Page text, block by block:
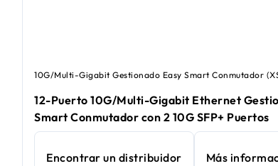
10G/Multi-Gigabit Gestionado Easy Smart Conmutador
12-Puerto 10G/Multi-Gigabit Ethernet
Smart Conmutador con 2 10G SFP+ Puertos
Encontrar un distribuidor Más